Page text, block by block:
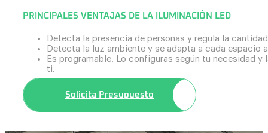
PRINCIPALES VENTAJAS DE LA ILUMINACIÓN LED
Detecta la presencia de personas y regula la
Detecta la luz ambiente y se adapta a cada espacio
Es programable. Lo configuras según tu necesidad
ti.
Solicita Presupuesto